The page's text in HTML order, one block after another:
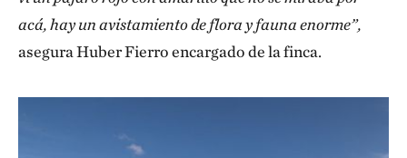
acá, hay un avistamiento de flora y fauna enorme”,
asegura Huber Fierro encargado de la finca.